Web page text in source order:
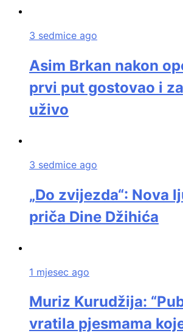
3 sedmice ago
Asim Brkan nakon
prvi put gostovao i
uživo
3 sedmice ago
„Do zvijezda“: Nova
priča Dine Džihića
1 mjesec ago
Muriz Kurudžija:
vratila pjesmama